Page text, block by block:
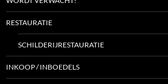
RESTAURATIE
SCHILDERIJRESTAURATIE
INKOOP / INBOEDELS